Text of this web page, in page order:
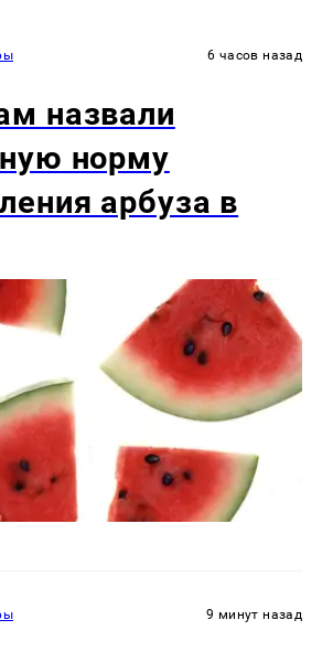
6 часов назад
назвали
норму
арбуза в
9 минут назад